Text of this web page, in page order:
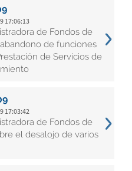
17:06:13
de Fondos de
de funciones
de Servicios de
17:03:42
de Fondos de
el desalojo de varios